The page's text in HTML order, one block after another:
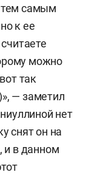
самым
к ее
можно
так
— заметил
нет
снят он на
и в данном